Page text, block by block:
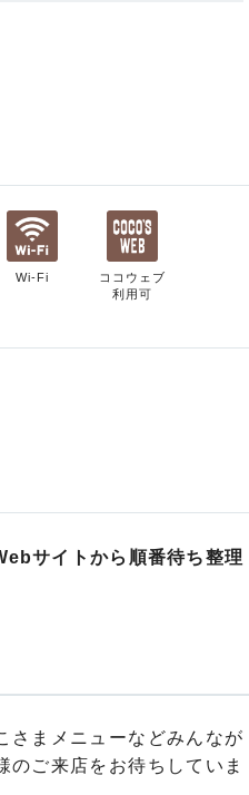
Wi-Fi
ココウェブ
利用可
サイトから順番待ち整理
さまメニューなどみんなが
ご来店をお待ちしていま